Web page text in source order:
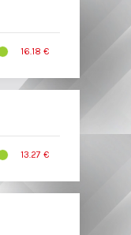
16.18 €
13.27 €